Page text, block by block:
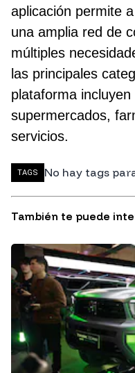
aplicación permite
una amplia red de
múltiples
las principales
plataforma
supermercados,
servicios.
TAGS No hay tags
También te puede